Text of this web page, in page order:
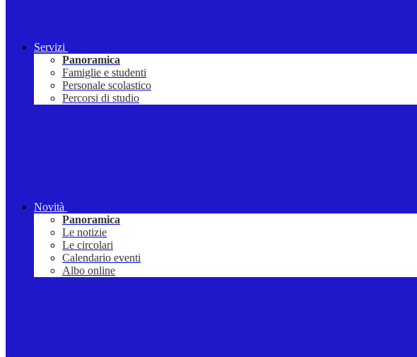
Servizi
Panoramica
Famiglie e studenti
Personale scolastico
Percorsi di studio
Novità
Panoramica
Le notizie
Le circolari
Calendario eventi
Albo online